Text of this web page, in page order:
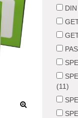
DIN
(11)